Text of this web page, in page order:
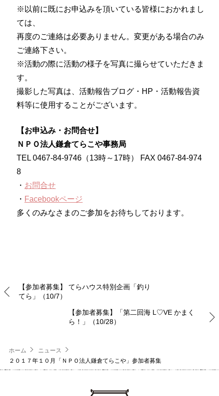
※以前に既にお申込みを頂いている皆様におかれまし
ては、
再度のご連絡は必要ありません。変更がある場合のみ
ご連絡下さい。
※活動の際に活動の様子を写真に撮らせていただきま
す。
撮影した写真は、活動報告ブログ・HP・活動報告資
料等に使用することがございます。
【お申込み・お問合せ】
ＮＰＯ法人鎌倉てらこや事務局
TEL 0467-84-9746（13時～17時） FAX 0467-84-974
8
・ お問合せ
・ Facebookページ
多くのみなさまのご参加をお待ちしております。
【参加者募集】 てらハウス特別企画「釣り
てら」（10/7）
【参加者募集】「第二回海 L♡VE かまく
ら！」（10/28）
ホーム
ニュース
２０１７年１０月「ＮＰＯ法人鎌倉てらこや」参加者募集